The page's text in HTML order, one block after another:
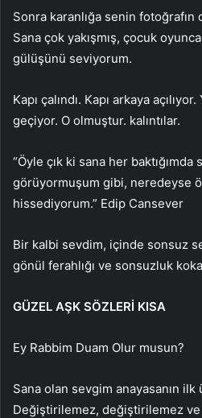
Sonra karanlığa senin
Sana çok yakışmış, çocuk
gülüşünü seviyorum.
Kapı çalındı. Kapı arkaya
geçiyor. O olmuştur. kalıntılar.
“Öyle çık ki sana her baktığımda
görüyormuşum gibi, neredeyse
hissediyorum.” Edip Cansever
Bir kalbi sevdim, içinde sonsuz
gönül ferahlığı ve sonsuzluk
GÜZEL AŞK SÖZLERİ KISA
Ey Rabbim Duam Olur musun?
Sana olan sevgim anayasanın
Değiştirilemez, değiştirilemez